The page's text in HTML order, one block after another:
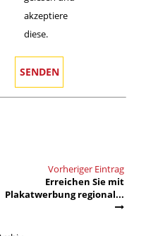
akzeptiere
diese.
Vorheriger Eintrag
Erreichen Sie mit
Plakatwerbung regional...